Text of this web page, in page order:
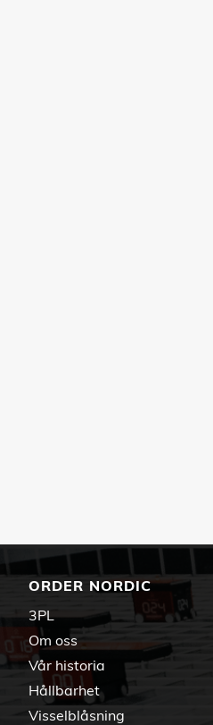
ORDER NORDIC
3PL
Om oss
Vår historia
Hållbarhet
Visselblåsning